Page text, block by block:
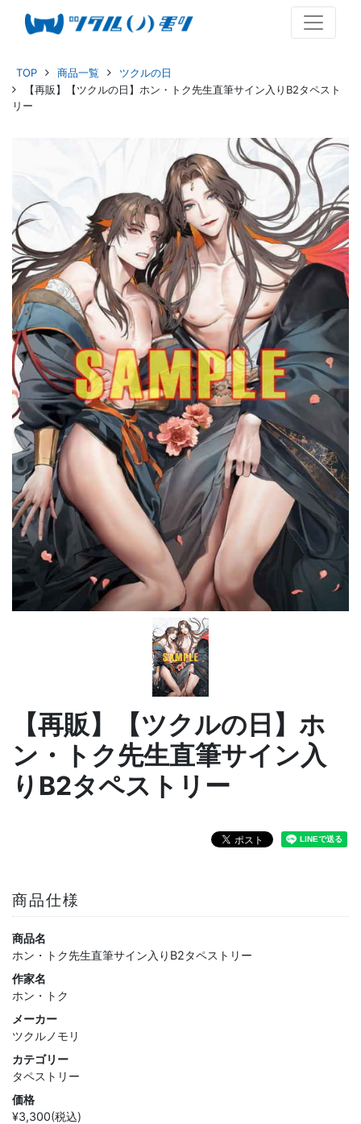
TOP 商品一覧
ツクルの日
【再販】【ツクルの日】ホン・トク先生直筆サイン入りB2タペスト
リー
【再販】【ツクルの日】ホ
ン・トク先生直筆サイン入
りB2タペストリー
商品仕様
商品名
ホン・トク先生直筆サイン入りB2タペストリー
作家名
ホン・トク
メーカー
ツクルノモリ
カテゴリー
タペストリー
価格
¥3,300(税込)